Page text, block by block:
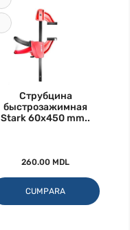
Струбцина
быстрозажимная
Stark 60х450 mm..
260.00 MDL
CUMPARA